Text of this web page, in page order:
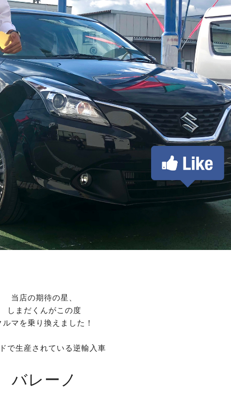
当店の期待の星、
しまだくんがこの度
ルマを乗り換えました！
で生産されている逆輸入車
バレーノ